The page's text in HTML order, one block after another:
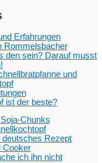
Erfahrungen
Rommelsbacher
den sein? Darauf musst
und
ist der beste?
Chunks
deutsches Rezept
Cooker
ich ihn nicht